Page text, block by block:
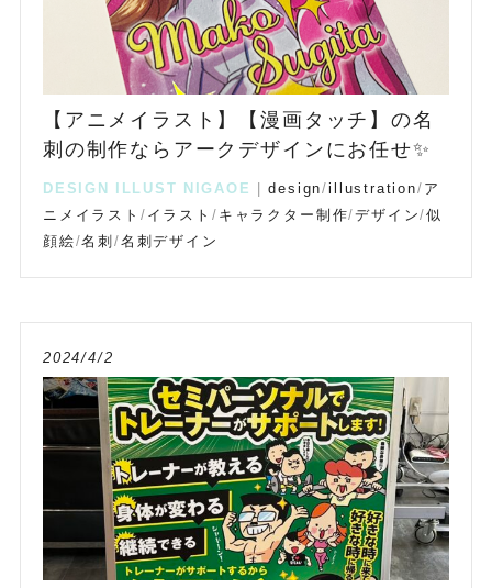
【アニメイラスト】【漫画タッチ】の名
刺の制作ならアークデザインにお任せ✨
DESIGN ILLUST NIGAOE |design/illustration/ ア
ニメイラスト / イラスト / キャラクター制作/デザイン/似
顔絵/名刺/名刺デザイン
2024/4/2